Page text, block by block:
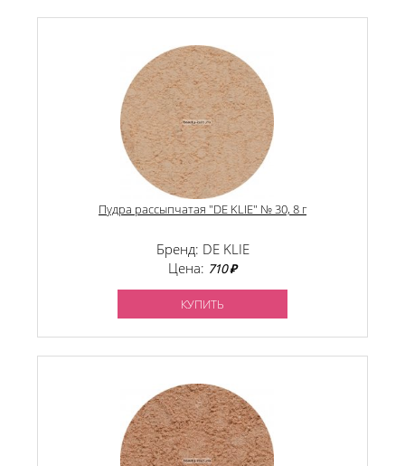
Пудра рассыпчатая "DE KLIE" № 30, 8 г
Бренд: DE KLIE
Цена: 710 ₽
КУПИТЬ